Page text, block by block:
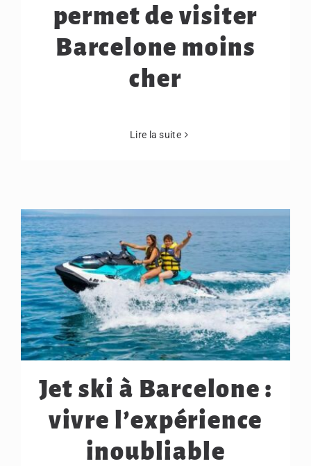
permet de visiter
Barcelone moins
cher
Lire la suite
Jet ski à Barcelone :
vivre l’expérience
inoubliable